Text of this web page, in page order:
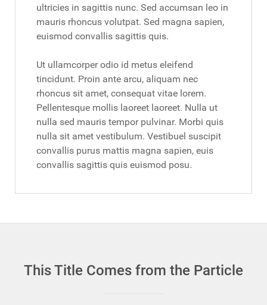
ultricies in sagittis nunc. Sed accumsan leo in
mauris rhoncus volutpat. Sed magna sapien,
euismod convallis sagittis quis.
Ut ullamcorper odio id metus eleifend
tincidunt. Proin ante arcu, aliquam nec
rhoncus sit amet, consequat vitae lorem.
Pellentesque mollis laoreet laoreet. Nulla ut
nulla sed mauris tempor pulvinar. Morbi quis
nulla sit amet vestibulum. Vestibuel suscipit
convallis purus mattis magna sapien, euis
convallis sagittis quis euismod posu.
This Title Comes from the Particle